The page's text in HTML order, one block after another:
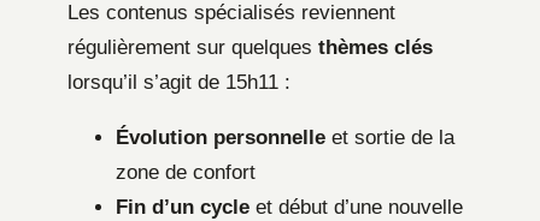
Les contenus spécialisés reviennent
régulièrement sur quelques thèmes clés
lorsqu’il s’agit de 15h11 :
Évolution personnelle et sortie de la
zone de confort
Fin d’un cycle et début d’une nouvelle